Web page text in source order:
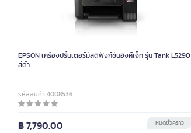
EPSON เครื่องปริ้นเตอร์มัลติฟังก์ชั่นอิงค์เจ็ท รุ่น Tank L5290
สีดำ
รหัสสินค้า 4008536
฿ 7,790.00 หมดชั่วคราว